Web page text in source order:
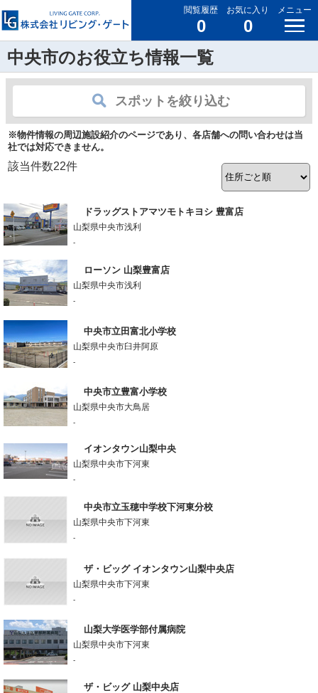
閲覧履歴
0
お気に入り
0
メニュー
中央市のお役立ち情報一覧
スポットを絞り込む
※物件情報の周辺施設紹介のページであり、各店舗への問い合わせは当
社では対応できません。
該当件数22件
ドラッグストアマツモトキヨシ 豊富店
山梨県中央市浅利
-
ローソン 山梨豊富店
山梨県中央市浅利
-
中央市立田富北小学校
山梨県中央市臼井阿原
-
中央市立豊富小学校
山梨県中央市大鳥居
-
イオンタウン山梨中央
山梨県中央市下河東
-
中央市立玉穂中学校下河東分校
山梨県中央市下河東
-
ザ・ビッグ イオンタウン山梨中央店
山梨県中央市下河東
-
山梨大学医学部付属病院
山梨県中央市下河東
-
ザ・ビッグ 山梨中央店